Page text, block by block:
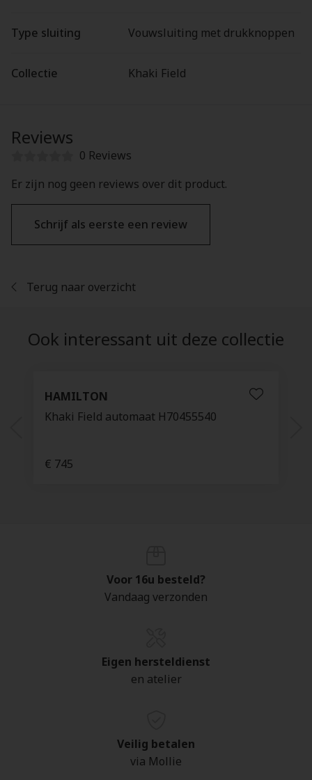
Type sluiting Vouwsluiting met drukknoppen
Collectie Khaki Field
Reviews
0 Reviews
Er zijn nog geen reviews over dit product.
Schrijf als eerste een review
Terug naar overzicht
Ook interessant uit deze collectie
HAMILTON
Khaki Field automaat H70455540
€ 745
Voor 16u besteld?
Vandaag verzonden
Eigen hersteldienst
en atelier
Veilig betalen
via Mollie